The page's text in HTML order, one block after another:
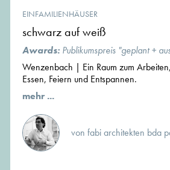
EINFAMILIENHÄUSER
schwarz auf weiß
Awards: Publikumspreis "geplant +
Wenzenbach | Ein Raum zum
Essen, Feiern und Entspannen.
mehr ...
von fabi architekten bda